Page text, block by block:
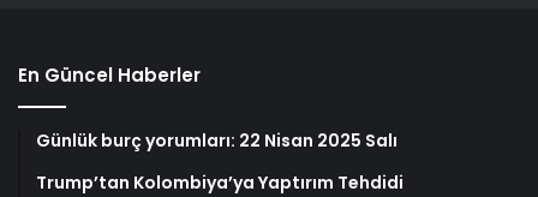
En Güncel Haberler
Günlük burç yorumları: 22 Nisan 2025 Salı
Trump’tan Kolombiya’ya Yaptırım Tehdidi